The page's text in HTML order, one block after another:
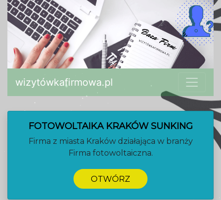
wizytówkafirmowa.pl
FOTOWOLTAIKA KRAKÓW SUNKING
Firma z miasta Kraków działająca w branży
Firma fotowoltaiczna.
OTWÓRZ